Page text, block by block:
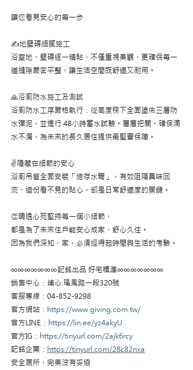
讓您看見安心的每一步
✍️地壁磚細膩施工
浴室地、壁磚逐一精貼，不僅重視美觀，更確保每一
道縫隙嚴密平整，讓生活空間既舒適又耐用。
🙏浴廁防水施工及測試
浴廁防水工序嚴格執行：從高度樑下全面塗佈三層防
水彈泥，並進行 48小時蓄水試驗。層層把關，確保滴
水不漏，為未來的長久居住提供最堅實保障。
✌️隱藏在細節的安心
浴廁吊管全面安裝「總存水彎」，有效阻隔異味回
流，這份看不見的貼心，卻是日常舒適度的關鍵。
👏晴逸心苑堅持每一個小細節，
都是為了未來住戶能安心成家，舒心久住。
因為我們深知，家，必須經得起時間與生活的考驗。
∞∞∞∞∞∞∞記銘出品 好宅標準∞∞∞∞∞∞∞
銷售中心：埔心.瑤鳳路一段320號
客服專線：04-852-9298
官方網站： https://www.giving.com.tw/
官方LINE： https://lin.ee/yz4akyU
官方IG： https://tinyurl.com/2ajk6rcy
記銘企業： https://tinyurl.com/28c82nxa
安全居所，完美沒有妥協